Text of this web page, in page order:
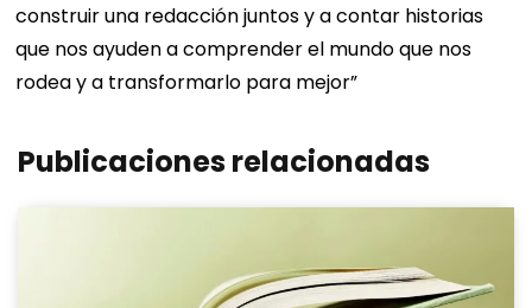
construir una redacción juntos y a contar historias
que nos ayuden a comprender el mundo que nos
rodea y a transformarlo para mejor”
Publicaciones relacionadas